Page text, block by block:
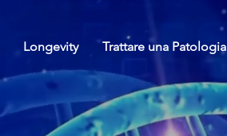
Longevity Trattare una Patologia